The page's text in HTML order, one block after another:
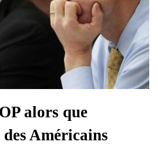
alors que
Américains